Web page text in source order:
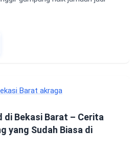
di Bekasi Barat – Cerita
yang Sudah Biasa di